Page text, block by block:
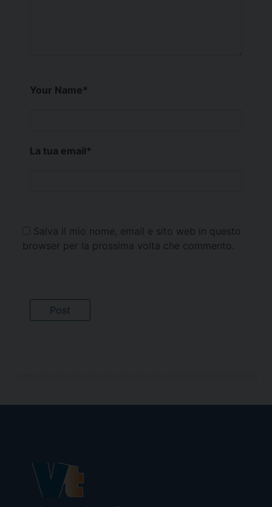
Your Name*
La tua email*
Salva il mio nome, email e sito web in questo
browser per la prossima volta che commento.